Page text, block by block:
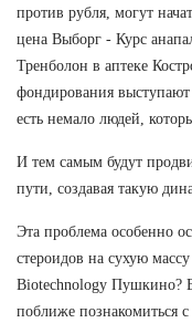
против рубля, могут
цена Выборг - Курс
Тренболон в аптеке
фондирования
есть немало людей,
И тем самым будут
пути, создавая такую
Эта проблема особенно
стероидов на сухую
Biotechnology Пушкино?
поближе познакомиться